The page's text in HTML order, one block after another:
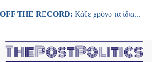
στο
OFF THE RECORD: Κάθε χρόνο τα ίδια...